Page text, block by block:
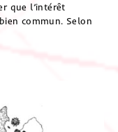
que l’intérêt
commun. Selon